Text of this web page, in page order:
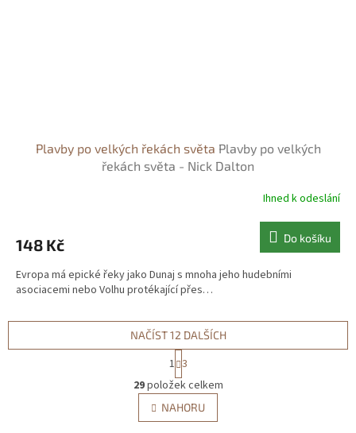
Plavby po velkých řekách světa Plavby po velkých
řekách světa - Nick Dalton
Ihned k odeslání
148 Kč Do košíku
Evropa má epické řeky jako Dunaj s mnoha jeho hudebními
asociacemi nebo Volhu protékající přes…
O
v
l
á
NAČÍST 12 DALŠÍCH
S
t
r
á
n
k
1 3
29položek celkem
NAHORU